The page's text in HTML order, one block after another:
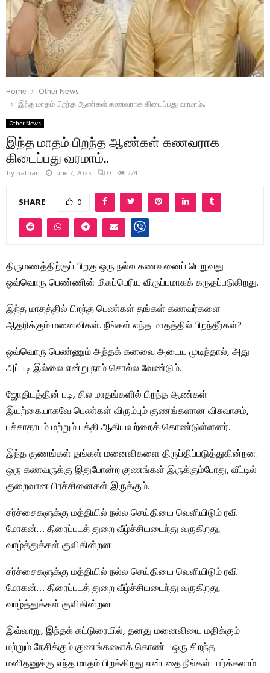
Home
Other News
இந்த மாதம் பிறந்த ஆண்கள் கணவராக கிடைப்பது வரமாம்..
Other News
இந்த மாதம் பிறந்த ஆண்கள் கணவராக
கிடைப்பது வரமாம்..
by nathan June 7, 2025 0 274
SHARE 0
திருமணத்திற்குப் பிறகு ஒரு நல்ல கணவனைப் பெறுவது
ஒவ்வொரு பெண்ணின் மிகப்பெரிய விருப்பமாகக் கருதப்படுகிறது.
இந்த மாதத்தில் பிறந்த பெண்கள் தங்கள் கணவர்களை
ஆதரிக்கும் மனைவிகள். நீங்கள் எந்த மாதத்தில் பிறந்தீர்கள்?
ஒவ்வொரு பெண்ணும் அந்தக் கனவை அடைய முடிந்தால், அது
அப்படி இல்லை என்று நாம் சொல்ல வேண்டும்.
ஜோதிடத்தின் படி, சில மாதங்களில் பிறந்த ஆண்கள்
இயற்கையாகவே பெண்கள் விரும்பும் குணங்களான விசுவாசம்,
பச்சாதாபம் மற்றும் பக்தி ஆகியவற்றைக் கொண்டுள்ளனர்.
இந்த குணங்கள் தங்கள் மனைவிகளை திருப்திப்படுத்துகின்றன.
ஒரு கணவருக்கு இதுபோன்ற குணங்கள் இருக்கும்போது, ​​வீட்டில்
குறைவான பிரச்சினைகள் இருக்கும்.
சர்ச்சைகளுக்கு மத்தியில் நல்ல செய்தியை வெளியிடும் ரவி
மோகன்… திரைப்படத் துறை வீழ்ச்சியடைந்து வருகிறது,
வாழ்த்துக்கள் குவிகின்றன
சர்ச்சைகளுக்கு மத்தியில் நல்ல செய்தியை வெளியிடும் ரவி
மோகன்… திரைப்படத் துறை வீழ்ச்சியடைந்து வருகிறது,
வாழ்த்துக்கள் குவிகின்றன
இவ்வாறு, இந்தக் கட்டுரையில், தனது மனைவியை மதிக்கும்
மற்றும் நேசிக்கும் குணங்களைக் கொண்ட ஒரு சிறந்த
மனிதனுக்கு எந்த மாதம் பிறக்கிறது என்பதை நீங்கள் பார்க்கலாம்.